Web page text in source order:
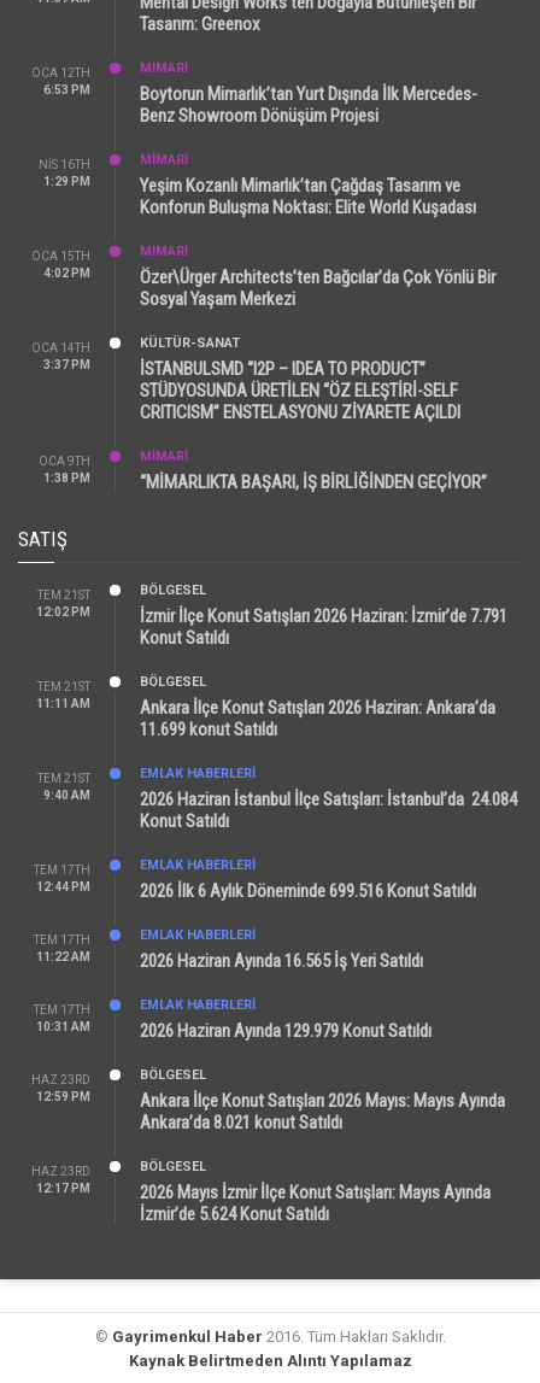
Tasarım: Greenox
OCA 12TH
6:53 PM
MİMARİ
Boytorun Mimarlık’tan Yurt Dışında İlk Mercedes-
Benz Showroom Dönüşüm Projesi
NIS 16TH
1:29 PM
MİMARİ
Yeşim Kozanlı Mimarlık’tan Çağdaş Tasarım ve
Konforun Buluşma Noktası: Elite World Kuşadası
OCA 15TH
4:02 PM
MİMARİ
Özer\Ürger Architects’ten Bağcılar’da Çok Yönlü Bir
Sosyal Yaşam Merkezi
OCA 14TH
3:37 PM
KÜLTÜR-SANAT
İSTANBULSMD “I2P – IDEA TO PRODUCT”
STÜDYOSUNDA ÜRETİLEN “ÖZ ELEŞTİRİ-SELF
CRITICISM” ENSTELASYONU ZİYARETE AÇILDI
OCA 9TH
1:38 PM
MİMARİ
“MİMARLIKTA BAŞARI, İŞ BİRLİĞİNDEN GEÇİYOR”
SATIŞ
TEM 21ST
12:02 PM
BÖLGESEL
İzmir İlçe Konut Satışları 2026 Haziran: İzmir’de 7.791
Konut Satıldı
TEM 21ST
11:11 AM
BÖLGESEL
Ankara İlçe Konut Satışları 2026 Haziran: Ankara’da
11.699 konut Satıldı
TEM 21ST
9:40 AM
EMLAK HABERLERI
2026 Haziran İstanbul İlçe Satışları: İstanbul’da 24.084
Konut Satıldı
TEM 17TH
12:44 PM
EMLAK HABERLERI
2026 İlk 6 Aylık Döneminde 699.516 Konut Satıldı
TEM 17TH
11:22 AM
EMLAK HABERLERI
2026 Haziran Ayında 16.565 İş Yeri Satıldı
TEM 17TH
10:31 AM
EMLAK HABERLERI
2026 Haziran Ayında 129.979 Konut Satıldı
HAZ 23RD
12:59 PM
BÖLGESEL
Ankara İlçe Konut Satışları 2026 Mayıs: Mayıs Ayında
Ankara’da 8.021 konut Satıldı
HAZ 23RD
12:17 PM
BÖLGESEL
2026 Mayıs İzmir İlçe Konut Satışları: Mayıs Ayında
İzmir’de 5.624 Konut Satıldı
© Gayrimenkul Haber 2016. Tüm Hakları Saklıdır.
Kaynak Belirtmeden Alıntı Yapılamaz